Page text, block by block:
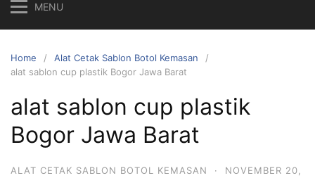
MENU
Home
Alat Cetak Sablon Botol Kemasan
alat sablon cup plastik Bogor Jawa Barat
alat sablon cup plastik
Bogor Jawa Barat
ALAT CETAK SABLON BOTOL KEMASAN ·
NOVEMBER 20,